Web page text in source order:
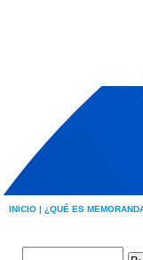
INICIO | ¿QUÉ ES